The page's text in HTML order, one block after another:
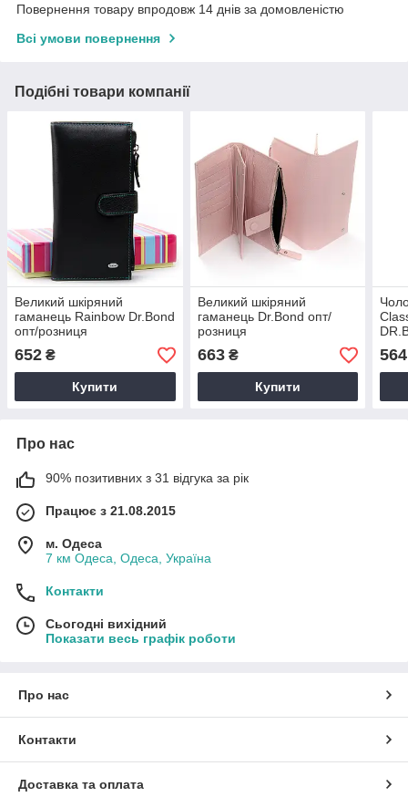
Повернення товару впродовж 14 днів за домовленістю
Всі умови повернення
Подібні товари компанії
Великий шкіряний
гаманець Rainbow Dr.Bond
опт/розниця
652 ₴
Купити
Великий шкіряний
гаманець Dr.Bond опт/
розниця
663₴
Купити
564
Про нас
90% позитивних з 31 відгука за рік
Працює з 21.08.2015
м. Одеса
7 км Одеса, Одеса, Україна
Контакти
Сьогодні вихідний
Показати весь графік роботи
Про нас
Контакти
Доставка та оплата